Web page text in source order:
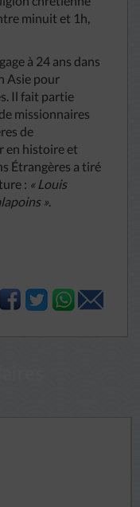
minuit et 1h,
à 24 ans dans
Asie pour
Il fait partie
missionnaires
de
en histoire et
Étrangères a tiré
: « Louis
».